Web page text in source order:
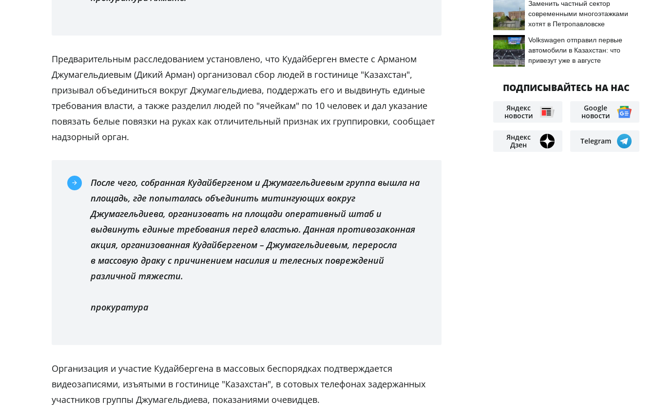
Предварительным расследованием установлено, что Кудайберген вместе с Арманом
Джумагельдиевым (Дикий Арман) организовал сбор людей в гостинице "Казахстан",
призывал объединиться вокруг Джумагельдиева, поддержать его и выдвинуть единые
требования власти, а также разделил людей по "ячейкам" по 10 человек и дал указание
повязать белые повязки на руках как отличительный признак их группировки, сообщает
надзорный орган.
После чего, собранная Кудайбергеном и Джумагельдиевым группа вышла на
площадь, где попыталась объединить митингующих вокруг
Джумагельдиева, организовать на площади оперативный штаб и
выдвинуть единые требования перед властью. Данная противозаконная
акция, организованная Кудайбергеном – Джумагельдиевым, переросла
в массовую драку с причинением насилия и телесных повреждений
различной тяжести.
прокуратура
Организация и участие Кудайбергена в массовых беспорядках подтверждается
видеозаписями, изъятыми в гостинице "Казахстан", в сотовых телефонах задержанных
участников группы Джумагельдиева, показаниями очевидцев.
Заменить частный сектор
современными многоэтажками
хотят в Петропавловске
Volkswagen отправил первые
автомобили в Казахстан: что
привезут уже в августе
ПОДПИСЫВАЙТЕСЬ НА НАС
Яндекс
новости
Google
новости
Яндекс
Дзен
Telegram